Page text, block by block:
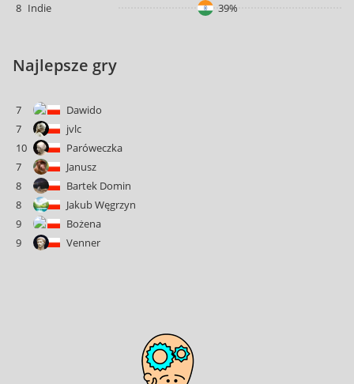
8 Indie 39%
Najlepsze gry
7
Dawido
7
jvlc
10
Paróweczka
7
Janusz
8
Bartek Domin
8
Jakub Węgrzyn
9
Bożena
9
Venner